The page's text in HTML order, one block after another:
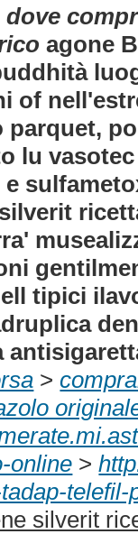
dove
agone
of
parquet,
lu
tipici
>
online >
telefil-
silverit